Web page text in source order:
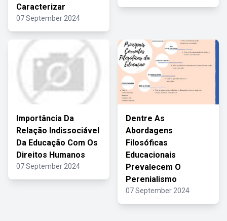
Caracterizar
07 September 2024
Importância Da
Relação Indissociável
Da Educação Com Os
Direitos Humanos
07 September 2024
Dentre As
Abordagens
Filosóficas
Educacionais
Prevalecem O
Perenialismo
07 September 2024